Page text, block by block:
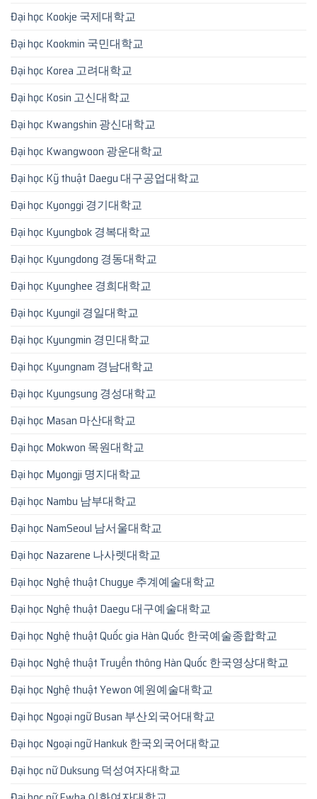
Đại học Kookje 국제대학교
Đại học Kookmin 국민대학교
Đại học Korea 고려대학교
Đại học Kosin 고신대학교
Đại học Kwangshin 광신대학교
Đại học Kwangwoon 광운대학교
Đại học Kỹ thuật Daegu 대구공업대학교
Đại học Kyonggi 경기대학교
Đại học Kyungbok 경복대학교
Đại học Kyungdong 경동대학교
Đại học Kyunghee 경희대학교
Đại học Kyungil 경일대학교
Đại học Kyungmin 경민대학교
Đại học Kyungnam 경남대학교
Đại học Kyungsung 경성대학교
Đại học Masan 마산대학교
Đại học Mokwon 목원대학교
Đại học Myongji 명지대학교
Đại học Nambu 남부대학교
Đại học NamSeoul 남서울대학교
Đại học Nazarene 나사렛대학교
Đại học Nghệ thuật Chugye 추계예술대학교
Đại học Nghệ thuật Daegu 대구예술대학교
Đại học Nghệ thuật Quốc gia Hàn Quốc 한국예술종합학교
Đại học Nghệ thuật Truyền thông Hàn Quốc 한국영상대학교
Đại học Nghệ thuật Yewon 예원예술대학교
Đại học Ngoại ngữ Busan 부산외국어대학교
Đại học Ngoại ngữ Hankuk 한국외국어대학교
Đại học nữ Duksung 덕성여자대학교